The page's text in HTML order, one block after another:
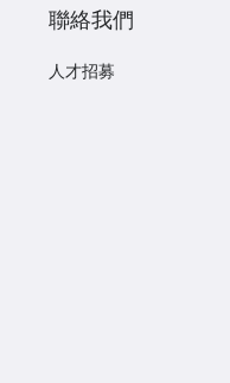
聯絡我們
人才招募